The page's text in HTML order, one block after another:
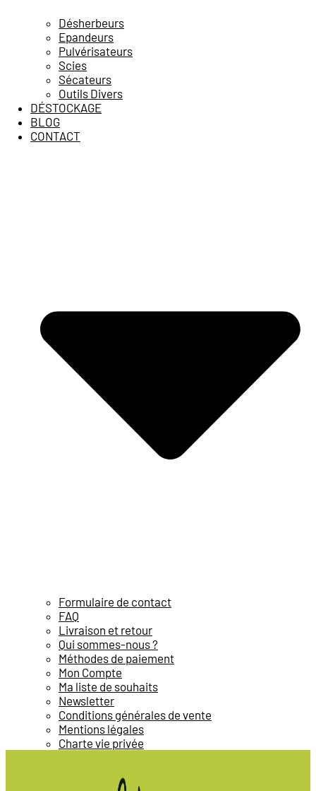
Désherbeurs
Epandeurs
Pulvérisateurs
Scies
Sécateurs
Outils Divers
DÉSTOCKAGE
BLOG
CONTACT
Formulaire de contact
FAQ
Livraison et retour
Qui sommes-nous ?
Méthodes de paiement
Mon Compte
Ma liste de souhaits
Newsletter
Conditions générales de vente
Mentions légales
Charte vie privée